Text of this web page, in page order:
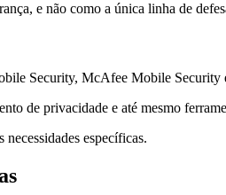
e não como a única linha de
Security, McAfee Mobile
de privacidade e até mesmo
específicas.